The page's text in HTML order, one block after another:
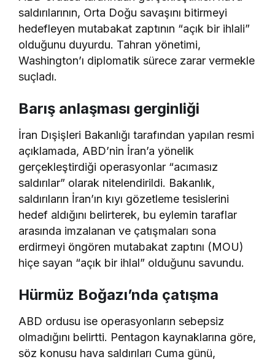
saldırılarının, Orta Doğu savaşını bitirmeyi
hedefleyen mutabakat zaptının “açık bir ihlali”
olduğunu duyurdu. Tahran yönetimi,
Washington’ı diplomatik sürece zarar vermekle
suçladı.
Barış anlaşması gerginliği
İran Dışişleri Bakanlığı tarafından yapılan resmi
açıklamada, ABD’nin İran’a yönelik
gerçekleştirdiği operasyonlar “acımasız
saldırılar” olarak nitelendirildi. Bakanlık,
saldırıların İran’ın kıyı gözetleme tesislerini
hedef aldığını belirterek, bu eylemin taraflar
arasında imzalanan ve çatışmaları sona
erdirmeyi öngören mutabakat zaptını (MOU)
hiçe sayan “açık bir ihlal” olduğunu savundu.
Hürmüz Boğazı’nda çatışma
ABD ordusu ise operasyonların sebepsiz
olmadığını belirtti. Pentagon kaynaklarına göre,
söz konusu hava saldırıları Cuma günü,